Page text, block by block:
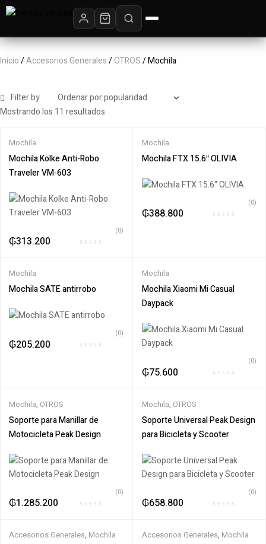
Inicio/Accesorios Generales/OTROS/ Mochila
Filter by
Mostrando los 11 resultados
Mochila
Mochila Kolke Anti-Robo
Traveler VM-603
₲313.200
(0)
Mochila
Mochila FTX 15.6″ OLIVIA
₲388.800
(0)
Mochila
Mochila SATE antirrobo
₲205.200
(0)
Mochila
Mochila Xiaomi Mi Casual
Daypack
₲75.600
(0)
Mochila, OTROS
Soporte para Manillar de
Motocicleta Peak Design
₲1.285.200
(0)
Mochila, OTROS
Soporte Universal Peak Design
para Bicicleta y Scooter
₲658.800
(0)
Accesorios Generales, Mochila Accesorios Generales, Mochila